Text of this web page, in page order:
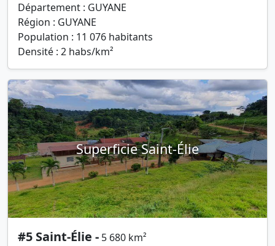
Département : GUYANE
Région : GUYANE
Population : 11 076 habitants
Densité : 2 habs/km²
Superficie Saint-Élie
#5 Saint-Élie - 5 680 km²